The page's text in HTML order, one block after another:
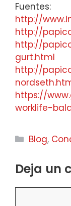
Fuentes:
http://
http://
http://
gurt.html
http://
https://
worklife-
Blog,
Deja un